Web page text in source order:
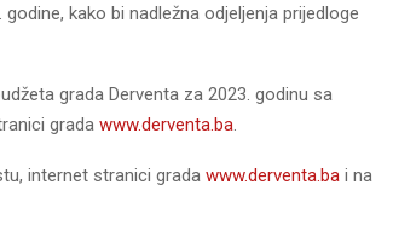
kako bi nadležna odjeljenja prijedloge
grada Derventa za 2023. godinu sa
grada www.derventa.ba.
internet stranici grada www.derventa.ba i na